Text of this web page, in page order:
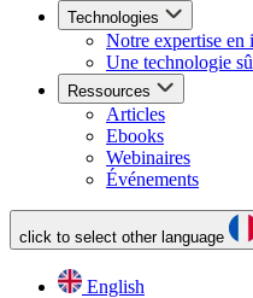
Technologies
Notre expertise
Une technologie
Ressources
Articles
Ebooks
Webinaires
Événements
click to select other language
English